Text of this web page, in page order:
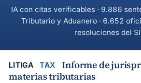
IA con citas verificables · 9.886
Tributario y Aduanero · 6.652
resoluciones del
LITIGA TAX
Informe de
materias tributarias